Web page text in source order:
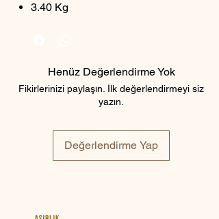
3.40 Kg
Henüz Değerlendirme Yok
Fikirlerinizi paylaşın. İlk değerlendirmeyi siz
yazın.
Değerlendirme Yap